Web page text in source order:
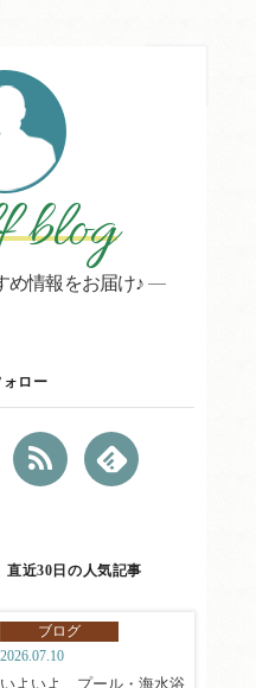
め情報をお届け♪
ォロー
直近30日の人気記事
ブログ
2026.07.10
いよいよ プール・海水浴